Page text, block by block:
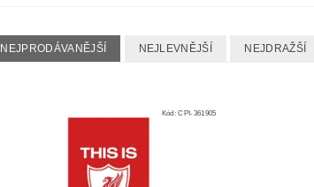
NEJPRODÁVANĚJŠÍ NEJLEVNĚJŠÍ NEJDRAŽŠÍ
Kód:CPI-361905